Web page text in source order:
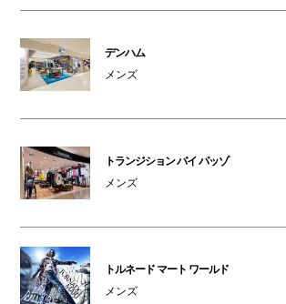
デンハム
メンズ
トランジション バイ パッゾ
メンズ
トルネード マート ワールド
メンズ